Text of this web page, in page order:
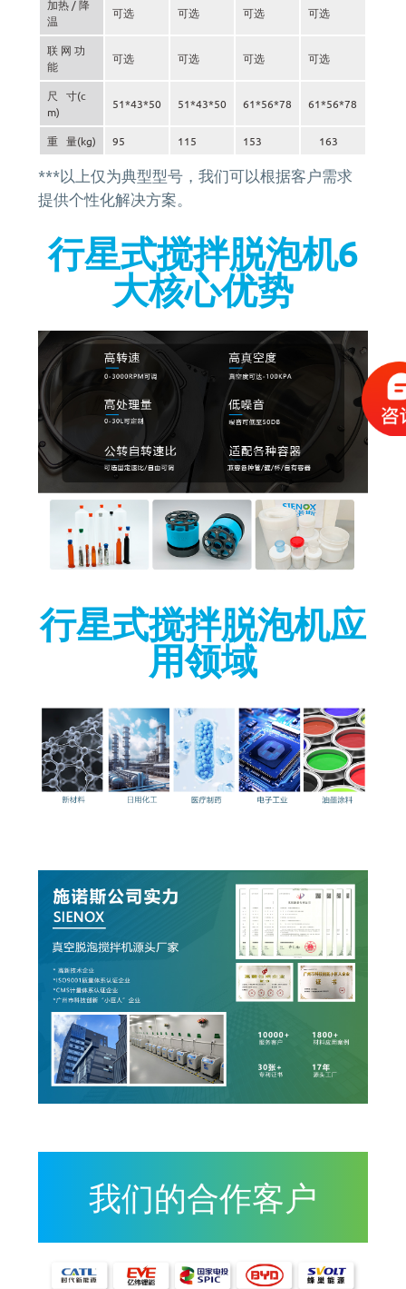
加热 / 降
温
可选 可选 可选 可选
联 网 功
能
可选 可选 可选 可选
尺 寸(c
m)
51*43*50 51*43*50 61*56*78 61*56*78
重 量(kg) 95 115 153 163
***以上仅为典型型号，我们可以根据客户需求
提供个性化解决方案。
行星式搅拌脱泡机6
大核心优势
行星式搅拌脱泡机应
用领域
我们的合作客户